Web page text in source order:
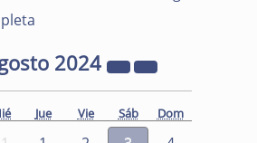
2024
Jue Vie Sáb Dom